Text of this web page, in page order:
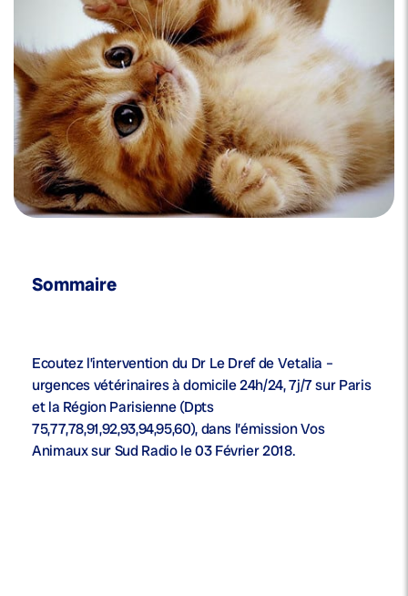
Sommaire
Ecoutez l’intervention du Dr Le Dref de Vetalia –
urgences vétérinaires à domicile 24h/24, 7j/7 sur Paris
et la Région Parisienne (Dpts
75,77,78,91,92,93,94,95,60), dans l’émission Vos
Animaux sur Sud Radio le 03 Février 2018.